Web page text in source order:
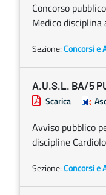
Concorso
Medico
Sezione:Concorsi e
A.U.S.L. BA/5
Scarica
Avviso pubblico
discipline
Sezione:Concorsi e